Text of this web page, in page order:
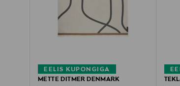
EELIS KUPONGIGA
METTE DITMER DENMARK